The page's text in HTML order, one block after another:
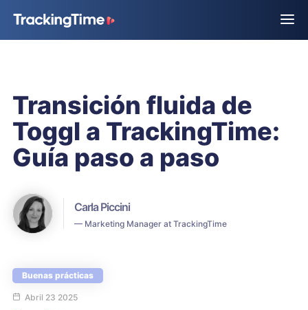
Transición fluida de
Toggl a TrackingTime:
Guía paso a paso
Carla Piccini
— Marketing Manager at TrackingTime
Buenas prácticas
Abril 23 2025